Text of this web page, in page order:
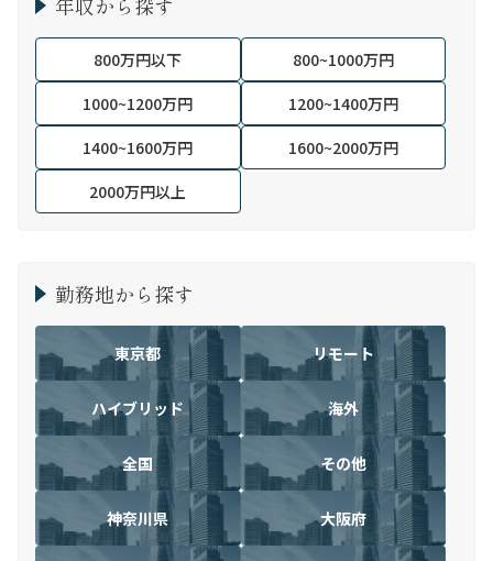
800万円以下
800~1000万円
1000~1200万円
1200~1400万円
1400~1600万円
1600~2000万円
2000万円以上
勤務地から探す
東京都 リモート
ハイブリッド 海外
全国 その他
神奈川県 大阪府